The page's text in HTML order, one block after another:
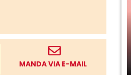
MANDA VIA E-MAIL